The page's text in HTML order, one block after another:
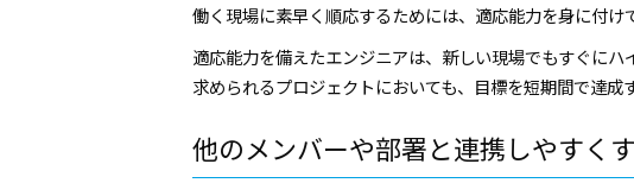
働く現場に素早く順応するためには、適応能力を身に付け
適応能力を備えたエンジニアは、新しい現場でもすぐに
求められるプロジェクトにおいても、目標を短期間で達成
他のメンバーや部署と連携しやすく